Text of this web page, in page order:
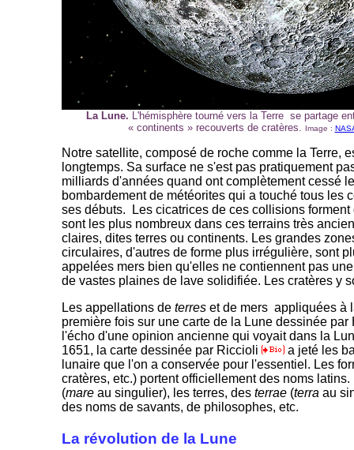
La Lune. L'hémisphère tourné vers la Terre se partage
« continents » recouverts de cratères. Image :
Notre satellite, composé de roche comme la Terre,
longtemps. Sa surface ne s'est pas pratiquement
milliards d'années quand ont complètement cessé
bombardement de météorites qui a touché tous les
ses débuts. Les cicatrices de ces collisions
sont les plus nombreux dans ces terrains très
claires, dites terres ou continents. Les grandes
circulaires, d'autres de forme plus irrégulière, sont
appelées mers bien qu'elles ne contiennent pas
de vastes plaines de lave solidifiée. Les cratères y
Les appellations de terres et de mers appliquées à
première fois sur une carte de la Lune dessinée par
l'écho d'une opinion ancienne qui voyait dans la
1651, la carte dessinée par Riccioli
a jeté les
lunaire que l'on a conservée pour l'essentiel. Les
cratères, etc.) portent officiellement des noms
(mare au singulier), les terres, des terrae (terra au
des noms de savants, de philosophes, etc.
La révolution de la Lune